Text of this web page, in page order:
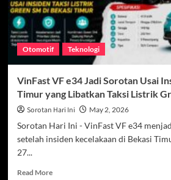
Otomotif Teknologi
VinFast VF e34 Jadi Sorotan Usai
Timur yang Libatkan Taksi Listrik
Sorotan Hari Ini May 2, 2026
Sorotan Hari Ini - VinFast VF e34
setelah insiden kecelakaan di Bekasi
27...
Read MoreRead